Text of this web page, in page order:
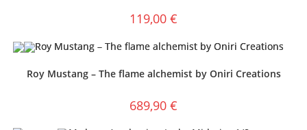
119,00 €
Roy Mustang – The flame alchemist by Oniri Creations
689,90 €